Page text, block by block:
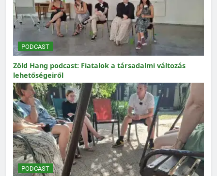
PODCAST
Zöld Hang podcast: Fiatalok a társadalmi változás
lehetőségeiről
PODCAST